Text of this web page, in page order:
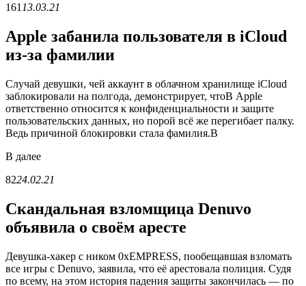
161 13.03.21
Apple забанила пользователя в iCloud
из-за фамилии
Случай девушки, чей аккаунт в облачном хранилище iCloud
заблокировали на полгода, демонстрирует, чтоВ Apple
ответственно относится к конфиденциальности и защите
пользовательских данных, но порой всё же перегибает палку.
Ведь причиной блокировки стала фамилия.В
В далее
8224.02.21
Скандальная взломщица Denuvo
объявила о своём аресте
Девушка-хакер с ником 0xEMPRESS, пообещавшая взломать
все игры с Denuvo, заявила, что её арестовала полиция. Судя
по всему, на этом история падения защиты закончилась — по